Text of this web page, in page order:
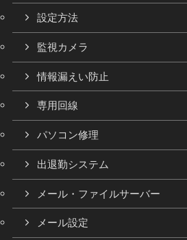
設定方法
監視カメラ
情報漏えい防止
専用回線
パソコン修理
出退勤システム
メール・ファイルサーバー
メール設定